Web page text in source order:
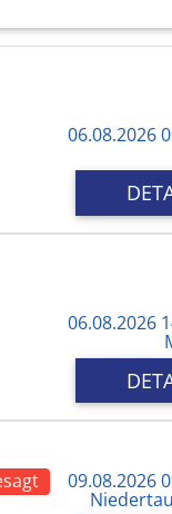
06.08.2026
06.08.2026
09.08.2026